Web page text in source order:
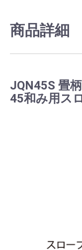
商品詳細
JQN45S 畳
45和み用ス